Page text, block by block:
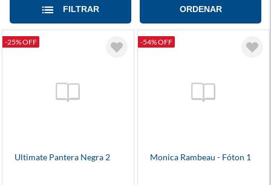
FILTRAR ORDENAR
-25% OFF
Ultimate Pantera Negra 2
-54% OFF
Monica Rambeau - Fóton 1